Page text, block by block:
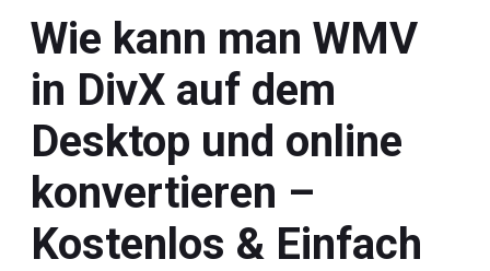
Wie kann man WMV
in DivX auf dem
Desktop und online
konvertieren –
Kostenlos & Einfach